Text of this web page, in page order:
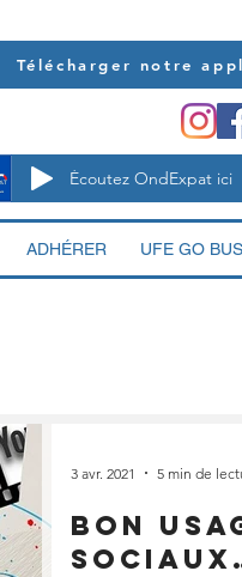
Télécharger notre
Écoutez OndExpat ici
ADHÉRER UFE GO
Bon
3 avr. 2021 5 min de